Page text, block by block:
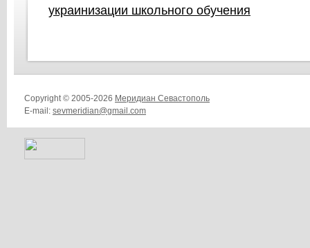
украинизации школьного обучения
Copyright © 2005-2026 Меридиан Севастополь
E-mail: sevmeridian@gmail.com